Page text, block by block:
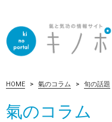
HOME 氣のコラム 旬の話題
氣のコラム